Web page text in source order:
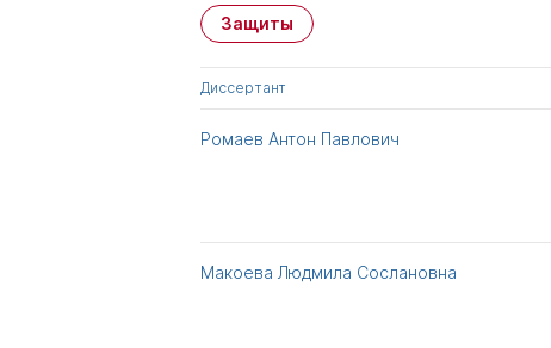
Защиты
Диссертант
Ромаев Антон Павлович
Макоева Людмила Сослановна